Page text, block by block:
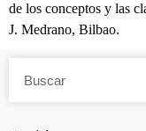
de los conceptos y las
J. Medrano, Bilbao.